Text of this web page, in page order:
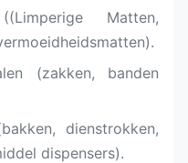
Matten,
(zakken, banden
dienstrokken,
dispensers).